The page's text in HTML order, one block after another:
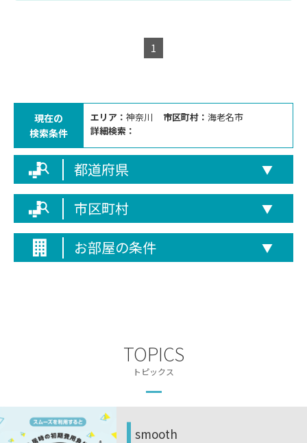
1
現在の
検索条件
エリア： 神奈川 市区町村： 海老名市
詳細検索：
都道府県 ▼
市区町村 ▼
お部屋の条件 ▼
TOPICS
トピックス
smooth